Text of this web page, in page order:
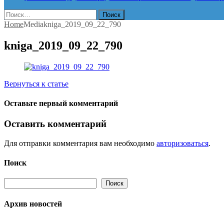
Найти:
HomeMediakniga_2019_09_22_790
kniga_2019_09_22_790
Вернуться к статье
Оставьте первый комментарий
Оставить комментарий
Для отправки комментария вам необходимо авторизоваться.
Поиск
Поиск
Архив новостей